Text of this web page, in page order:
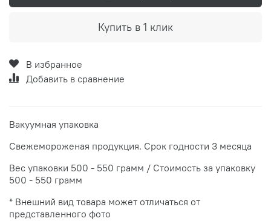
Купить в 1 клик
В избранное
Добавить в сравнение
Вакуумная упаковка
Свежемороженая продукция. Срок годности 3 месяца
Вес упаковки 500 - 550 грамм / Стоимость за упаковку
500 - 550 грамм
* Внешний вид товара может отличаться от
представленного фото